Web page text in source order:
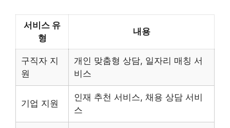
서비스 유
형
내용
구직자 지
원
개인 맞춤형 상담, 일자리 매칭 서
비스
기업 지원
인재 추천 서비스, 채용 상담 서비
스